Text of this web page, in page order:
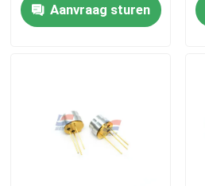
VR-show
Fabriekstocht
Aanvraag sturen